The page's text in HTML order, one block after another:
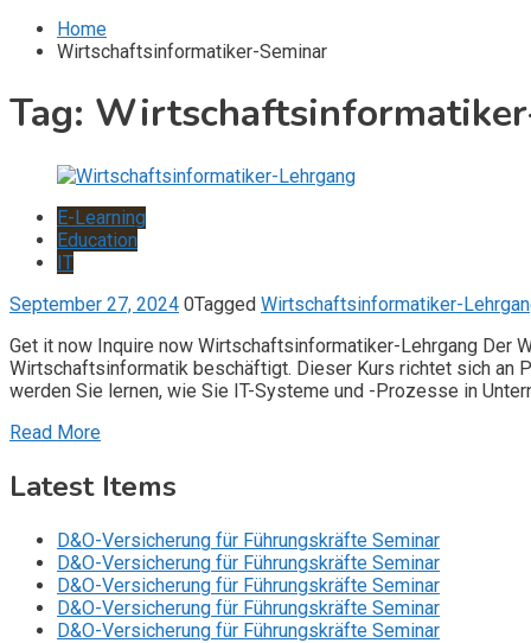
Home
Wirtschaftsinformatiker-Seminar
Tag:
E-Learning
Education
IT
September 27, 2024 0Tagged Wirtschaftsinformatiker-
Get it now Inquire now Wirtschaftsinformatiker-Lehrgang Der
Wirtschaftsinformatik beschäftigt. Dieser Kurs richtet sich an
werden Sie lernen, wie Sie IT-Systeme und -Prozesse in
Read More
Latest Items
D&O-Versicherung für Führungskräfte Seminar
D&O-Versicherung für Führungskräfte Seminar
D&O-Versicherung für Führungskräfte Seminar
D&O-Versicherung für Führungskräfte Seminar
D&O-Versicherung für Führungskräfte Seminar